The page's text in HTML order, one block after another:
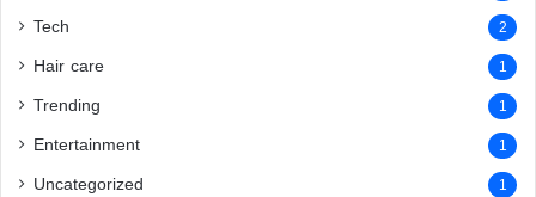
Tech 2
Hair care 1
Trending 1
Entertainment 1
Uncategorized 1